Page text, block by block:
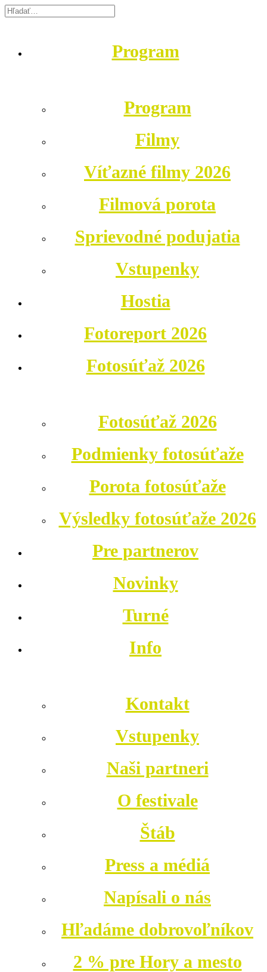
Program
Program
Filmy
Víťazné filmy 2026
Filmová porota
Sprievodné podujatia
Vstupenky
Hostia
Fotoreport 2026
Fotosúťaž 2026
Fotosúťaž 2026
Podmienky fotosúťaže
Porota fotosúťaže
Výsledky fotosúťaže 2026
Pre partnerov
Novinky
Turné
Info
Kontakt
Vstupenky
Naši partneri
O festivale
Štáb
Press a médiá
Napísali o nás
Hľadáme dobrovoľníkov
2 % pre Hory a mesto